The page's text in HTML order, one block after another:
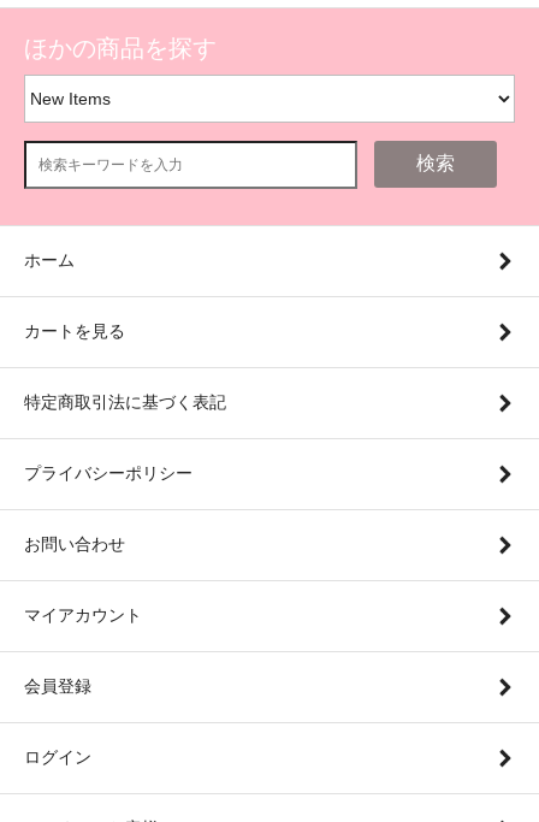
ほかの商品を探す
検索
ホーム
カートを見る
特定商取引法に基づく表記
プライバシーポリシー
お問い合わせ
マイアカウント
会員登録
ログイン